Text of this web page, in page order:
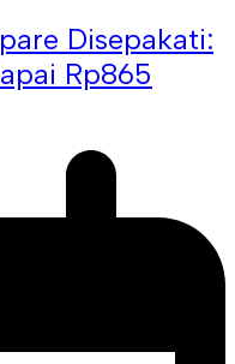
Disepakati:
Rp865